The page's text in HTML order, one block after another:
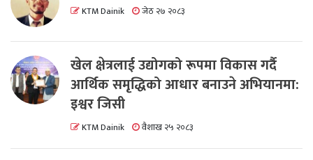
KTM Dainik जेठ २७ २०८३
खेल क्षेत्रलाई उद्योगको रूपमा विकास गर्दै
आर्थिक समृद्धिको आधार बनाउने अभियानमा:
इश्वर जिसी
KTM Dainik वैशाख २५ २०८३